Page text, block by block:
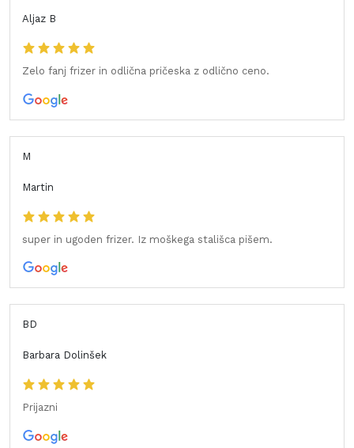
Aljaz B
Zelo fanj frizer in odlična pričeska z odlično ceno.
M
Martin
super in ugoden frizer. Iz moškega stališca pišem.
BD
Barbara Dolinšek
Prijazni